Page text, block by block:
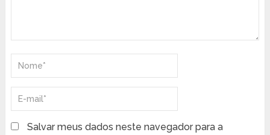
Salvar meus dados neste navegador para a